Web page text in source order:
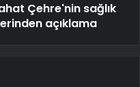
Çehre'nin sağlık
açıklama